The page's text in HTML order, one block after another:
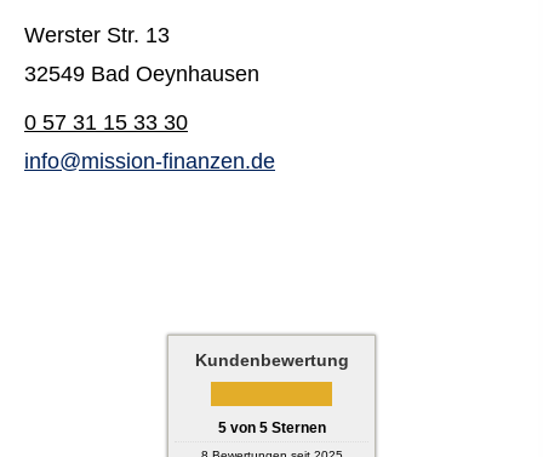
Werster Str. 13
32549 Bad Oeynhausen
0 57 31 15 33 30
info@mission-finanzen.de
Kundenbewertung
5von 5Sternen